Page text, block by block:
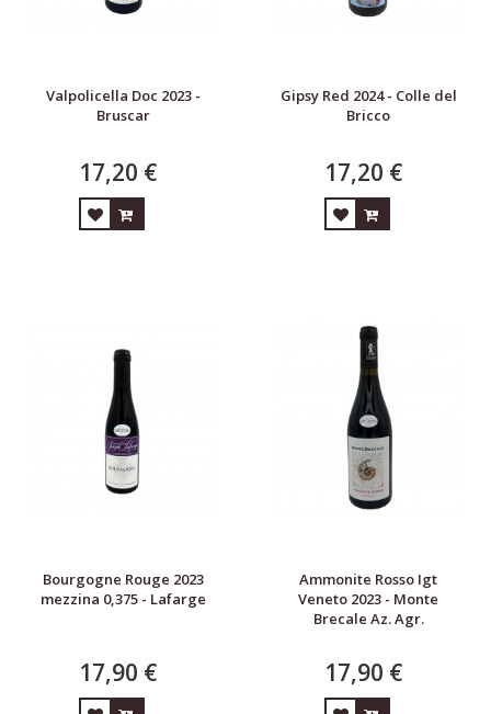
Valpolicella Doc 2023 -
Bruscar
17,20 €
Gipsy Red 2024 - Colle del
Bricco
17,20 €
Bourgogne Rouge 2023
mezzina 0,375 - Lafarge
17,90 €
Ammonite Rosso Igt
Veneto 2023 - Monte
Brecale Az. Agr.
17,90 €